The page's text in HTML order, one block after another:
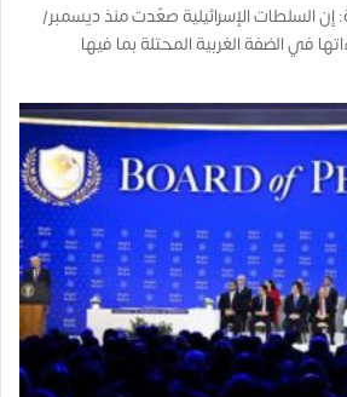
إن السلطات الإسرائيلية صعّدت منذ ديسمبر/
في الضفة الغربية المحتلة بما فيها